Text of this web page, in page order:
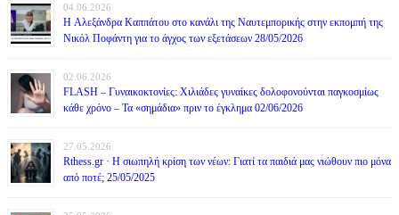
04.06.2026
H Αλεξάνδρα Καππάτου στο κανάλι της Ναυτεμπορικής στην εκπομπή της
Νικόλ Ποφάντη για το άγχος των εξετάσεων 28/05/2026
02.06.2026
FLASH – Γυναικοκτονίες: Χιλιάδες γυναίκες δολοφονούνται παγκοσμίως
κάθε χρόνο – Τα «σημάδια» πριν το έγκλημα 02/06/2026
27.05.2026
Rthess.gr · Η σιωπηλή κρίση των νέων: Γιατί τα παιδιά μας νιώθουν πιο μόνα
από ποτέ; 25/05/2025